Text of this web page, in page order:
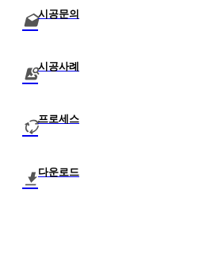
시공문의
시공사례
프로세스
다운로드